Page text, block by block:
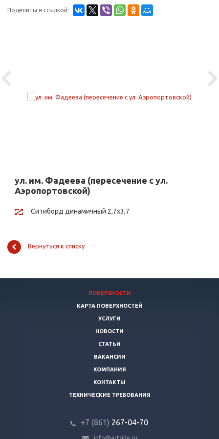
Поделиться ссылкой:
Previous
ул. им. Фадеева (пересечение с ул.
Аэропортовской)
Ситиборд динамичный 2,7х3,7
Вернуться к списку
ПОВЕРХНОСТИ
КАРТА ПОВЕРХНОСТЕЙ
УСЛУГИ
НОВОСТИ
СТАТЬИ
ВАКАНСИИ
КОМПАНИЯ
КОНТАКТЫ
ТЕХНИЧЕСКИЕ ТРЕБОВАНИЯ
+7 (861) 267-04-70